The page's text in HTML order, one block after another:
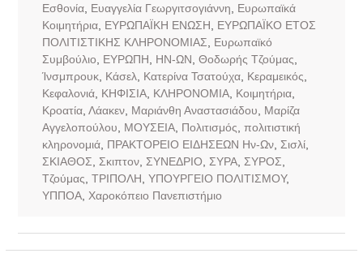
Εσθονία, Ευαγγελία Γεωργιτσογιάννη
Ευρωπαϊκά
Κοιμητήρια, ΕΥΡΩΠΑΪΚΗ ΕΝΩΣΗ
ΕΥΡΩΠΑΪΚΟ ΕΤΟΣ
ΠΟΛΙΤΙΣΤΙΚΗΣ ΚΛΗΡΟΝΟΜΙΑΣ
Ευρωπαϊκό
Συμβούλιο
ΕΥΡΩΠΗ ΗΝ-ΩΝ Θοδωρής Τζούμας
Ίνσμπρουκ, Κάσελ, Κατερίνα Τσατούχα, Κεραμεικός
Κεφαλονιά, ΚΗΦΙΣΙΑ, ΚΛΗΡΟΝΟΜΙΑ, Κοιμητήρια,
Κροατία, Λάακεν, Μαριάνθη Αναστασιάδου
Μαρίζα
Αγγελοπούλου
ΜΟΥΣΕΙΑ, Πολιτισμός πολιτιστική
κληρονομιά, ΠΡΑΚΤΟΡΕΙΟ ΕΙΔΗΣΕΩΝ Ην-Ων, Σισλί,
ΣΚΙΑΘΟΣ
Σκιπτον, ΣΥΝΕΔΡΙΟ ΣΥΡΑ, ΣΥΡΟΣ
Τζούμας ΤΡΙΠΟΛΗ ΥΠΟΥΡΓΕΙΟ ΠΟΛΙΤΙΣΜΟΥ,
ΥΠΠΟΑ, Χαροκόπειο Πανεπιστήμιο